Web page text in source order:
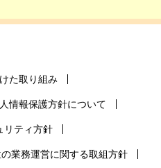
た取り組み
情報保護方針について
リティ方針
業務運営に関する取組方針